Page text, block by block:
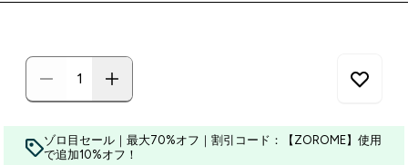
ゾロ目セール｜最大70%オフ｜割引コード：【ZOROME】使用
で追加10%オフ！